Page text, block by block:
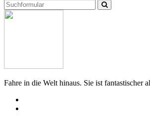
Search
Fahre in die Welt hinaus. Sie ist fantastischer